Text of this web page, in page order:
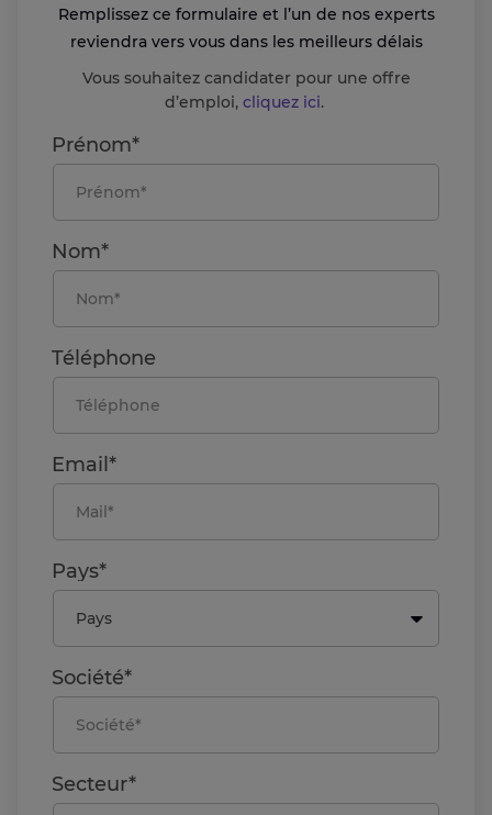
Remplissez ce formulaire et l’un de nos experts
reviendra vers vous dans les meilleurs délais
Vous souhaitez candidater pour une offre
d’emploi, cliquez ici.
Prénom*
Nom*
Téléphone
Email*
Pays*
Société*
Secteur*